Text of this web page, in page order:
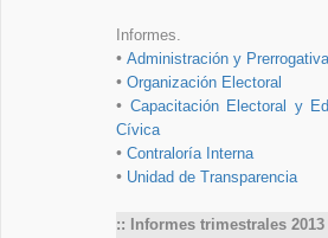
Informes.
• Administración y
• Organización Electoral
• Capacitación Electoral y
Cívica
• Contraloría Interna
• Unidad de Transparencia
:: Informes trimestrales 2013